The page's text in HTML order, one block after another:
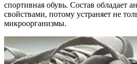
спортивная обувь. Состав обладает
свойствами, потому устраняет не
микроорганизмы.